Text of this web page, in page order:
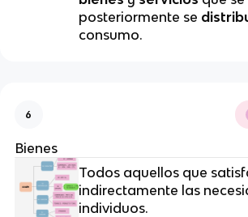
posteriormente se
consumo.
6
Bienes
Todos aquellos que
indirectamente las
individuos.